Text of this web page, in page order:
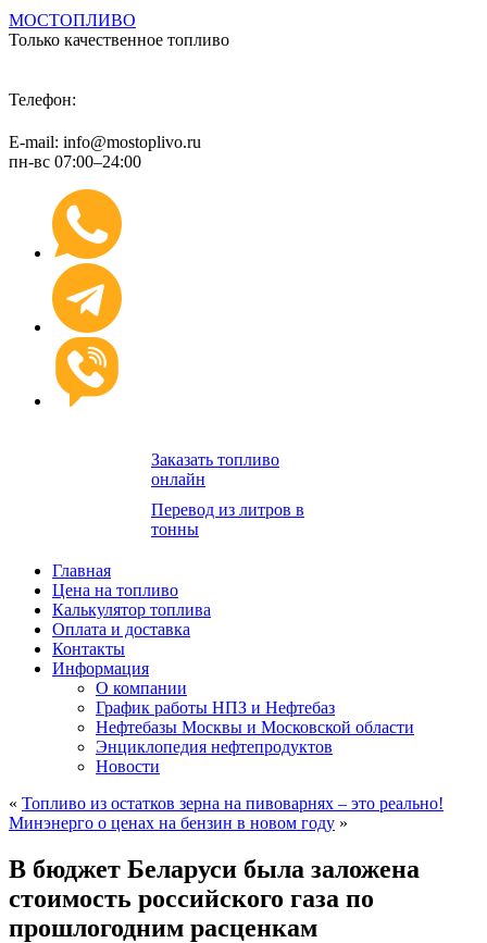
МОСТОПЛИВО
Только качественное топливо
Телефон:
E-mail: info@mostoplivo.ru
пн-вс 07:00–24:00
Заказать топливо
онлайн
Перевод из литров в
тонны
Главная
Цена на топливо
Калькулятор топлива
Оплата и доставка
Контакты
Информация
О компании
График работы НПЗ и Нефтебаз
Нефтебазы Москвы и Московской области
Энциклопедия нефтепродуктов
Новости
« Топливо из остатков зерна на пивоварнях – это реально!
Минэнерго о ценах на бензин в новом году »
В бюджет Беларуси была заложена
стоимость российского газа по
прошлогодним расценкам